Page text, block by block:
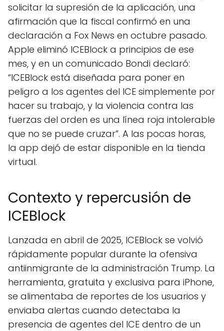
solicitar la supresión de la aplicación, una
afirmación que la fiscal confirmó en una
declaración a Fox News en octubre pasado.
Apple eliminó ICEBlock a principios de ese
mes, y en un comunicado Bondi declaró:
“ICEBlock está diseñada para poner en
peligro a los agentes del ICE simplemente por
hacer su trabajo, y la violencia contra las
fuerzas del orden es una línea roja intolerable
que no se puede cruzar”. A las pocas horas,
la app dejó de estar disponible en la tienda
virtual.
Contexto y repercusión de
ICEBlock
Lanzada en abril de 2025, ICEBlock se volvió
rápidamente popular durante la ofensiva
antiinmigrante de la administración Trump. La
herramienta, gratuita y exclusiva para iPhone,
se alimentaba de reportes de los usuarios y
enviaba alertas cuando detectaba la
presencia de agentes del ICE dentro de un